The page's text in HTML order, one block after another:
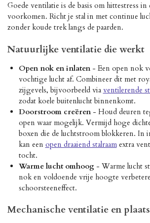
Goede ventilatie is de basis om hittestress in
voorkomen. Richt je stal in met continue
zonder koude trek langs de paarden.
Natuurlijke ventilatie die werkt
Open nok en inlaten- Een open nok
vochtige lucht af. Combineer dit met
zijgevels, bijvoorbeeld via ventilerende
zodat koele buitenlucht binnenkomt.
Doorstroom creëren- Houd deuren
open waar mogelijk. Vermijd hoge
boxen die de luchtstroom blokkeren. In
kan een open draaiend stalraamextra
tocht.
Warme lucht omhoog- Warme lucht
nok en voldoende vrije hoogte
schoorsteeneffect.
Mechanische ventilatie en